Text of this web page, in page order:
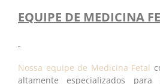
EQUIPE DE MEDICINA
Nossa equipe de Medicina Fetal
altamente especializados